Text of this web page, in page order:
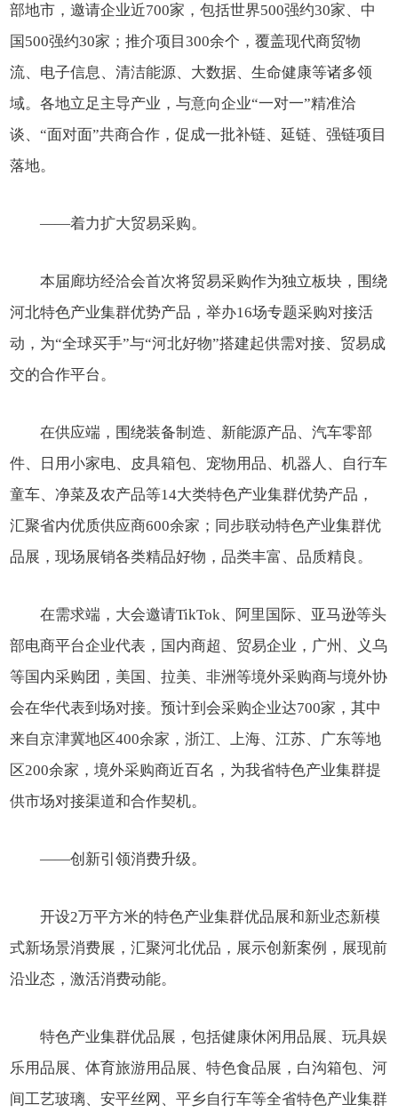
部地市，邀请企业近700家，包括世界500强约30家、中
国500强约30家；推介项目300余个，覆盖现代商贸物
流、电子信息、清洁能源、大数据、生命健康等诸多领
域。各地立足主导产业，与意向企业“一对一”精准洽
谈、“面对面”共商合作，促成一批补链、延链、强链项目
落地。
——着力扩大贸易采购。
本届廊坊经洽会首次将贸易采购作为独立板块，围绕
河北特色产业集群优势产品，举办16场专题采购对接活
动，为“全球买手”与“河北好物”搭建起供需对接、贸易成
交的合作平台。
在供应端，围绕装备制造、新能源产品、汽车零部
件、日用小家电、皮具箱包、宠物用品、机器人、自行车
童车、净菜及农产品等14大类特色产业集群优势产品，
汇聚省内优质供应商600余家；同步联动特色产业集群优
品展，现场展销各类精品好物，品类丰富、品质精良。
在需求端，大会邀请TikTok、阿里国际、亚马逊等头
部电商平台企业代表，国内商超、贸易企业，广州、义乌
等国内采购团，美国、拉美、非洲等境外采购商与境外协
会在华代表到场对接。预计到会采购企业达700家，其中
来自京津冀地区400余家，浙江、上海、江苏、广东等地
区200余家，境外采购商近百名，为我省特色产业集群提
供市场对接渠道和合作契机。
——创新引领消费升级。
开设2万平方米的特色产业集群优品展和新业态新模
式新场景消费展，汇聚河北优品，展示创新案例，展现前
沿业态，激活消费动能。
特色产业集群优品展，包括健康休闲用品展、玩具娱
乐用品展、体育旅游用品展、特色食品展，白沟箱包、河
间工艺玻璃、安平丝网、平乡自行车等全省特色产业集群